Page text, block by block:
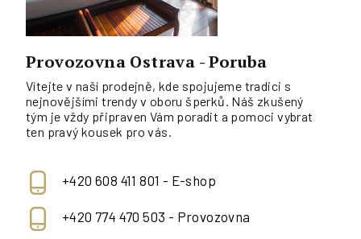
Provozovna Ostrava - Poruba
Vítejte v naší prodejně, kde spojujeme tradici s
nejnovějšími trendy v oboru šperků. Náš zkušený
tým je vždy připraven Vám poradit a pomoci vybrat
ten pravý kousek pro vás.
+420 608 411 801 - E-shop
+420 774 470 503 - Provozovna